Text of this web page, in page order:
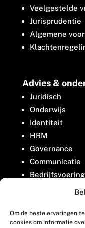
Om de beste ervaringen
cookies om informatie
Veelgestelde
Jurisprudentie
Algemene
Advies &
Juridisch
Onderwijs
Identiteit
HRM
Governance
Communicatie
Bedrijfsvoering
Contact